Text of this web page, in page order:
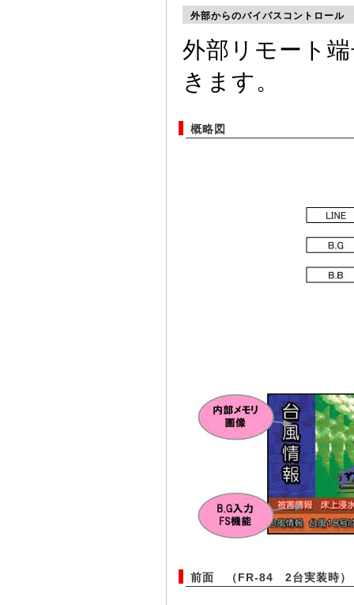
外部からのバイパスコントロール
外部リモート
きます。
概略図
前面 （FR-84 2台実装時）